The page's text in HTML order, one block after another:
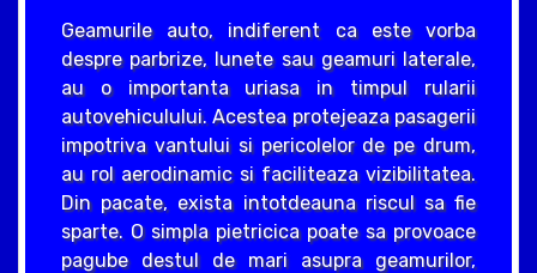
Geamurile auto, indiferent ca este vorba
despre parbrize, lunete sau geamuri laterale,
au o importanta uriasa in timpul rularii
autovehiculului. Acestea protejeaza pasagerii
impotriva vantului si pericolelor de pe drum,
au rol aerodinamic si faciliteaza vizibilitatea.
Din pacate, exista intotdeauna riscul sa fie
sparte. O simpla pietricica poate sa provoace
pagube destul de mari asupra geamurilor,